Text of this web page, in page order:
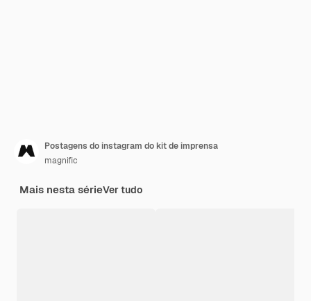
Postagens do instagram do kit de imprensa
magnific
Mais nesta sérieVer tudo